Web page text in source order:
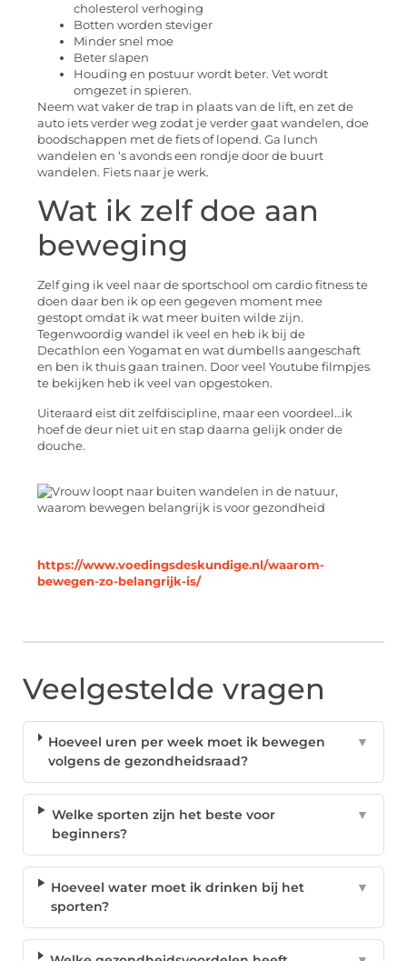
cholesterol verhoging
Botten worden steviger
Minder snel moe
Beter slapen
Houding en postuur wordt beter. Vet wordt
omgezet in spieren.
Neem wat vaker de trap in plaats van de lift, en zet de
auto iets verder weg zodat je verder gaat wandelen, doe
boodschappen met de fiets of lopend. Ga lunch
wandelen en ‘s avonds een rondje door de buurt
wandelen. Fiets naar je werk.
Wat ik zelf doe aan
beweging
Zelf ging ik veel naar de sportschool om cardio fitness te
doen daar ben ik op een gegeven moment mee
gestopt omdat ik wat meer buiten wilde zijn.
Tegenwoordig wandel ik veel en heb ik bij de
Decathlon een Yogamat en wat dumbells aangeschaft
en ben ik thuis gaan trainen. Door veel Youtube filmpjes
te bekijken heb ik veel van opgestoken.
Uiteraard eist dit zelfdiscipline, maar een voordeel…ik
hoef de deur niet uit en stap daarna gelijk onder de
douche.
https://www.voedingsdeskundige.nl/waarom-
bewegen-zo-belangrijk-is/
Veelgestelde vragen
Hoeveel uren per week moet ik bewegen
volgens de gezondheidsraad?
▼
Welke sporten zijn het beste voor
beginners?
▼
Hoeveel water moet ik drinken bij het
sporten?
▼